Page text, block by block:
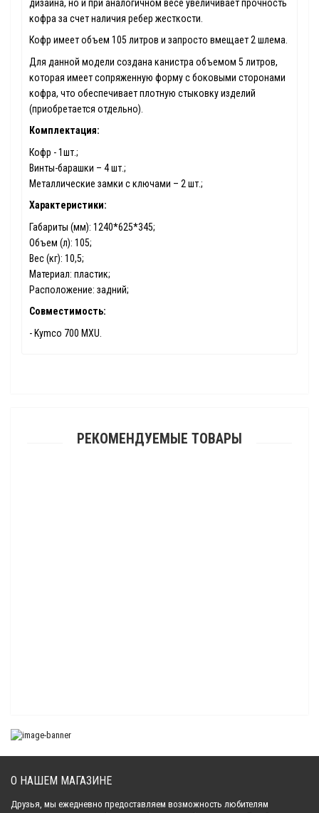
дизайна, но и при аналогичном весе увеличивает прочность
кофра за счет наличия ребер жесткости.
Кофр имеет объем 105 литров и запросто вмещает 2 шлема.
Для данной модели создана канистра объемом 5 литров,
которая имеет сопряженную форму с боковыми сторонами
кофра, что обеспечивает плотную стыковку изделий
(приобретается отдельно).
Комплектация:
Кофр - 1шт.;
Винты-барашки – 4 шт.;
Металлические замки с ключами – 2 шт.;
Характеристики:
Габариты (мм): 1240*625*345;
Объем (л): 105;
Вес (кг): 10,5;
Материал: пластик;
Расположение: задний;
Совместимость:
- Kymco 700 MXU.
РЕКОМЕНДУЕМЫЕ ТОВАРЫ
Кофр задний для квадроцикла Loncin Xwolf 1000
22 185.00 р.
Кофр задний для квадроцикла Loncin Xwolf 300
О НАШЕМ МАГАЗИНЕ
Друзья, мы ежедневно предоставляем возможность любителям